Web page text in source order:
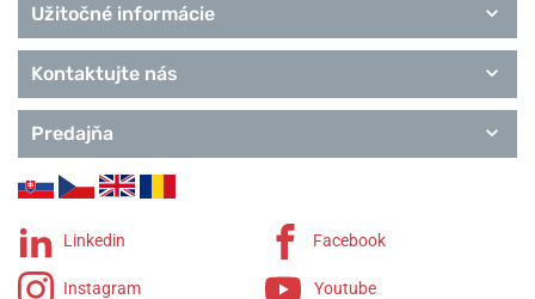
Užitočné informácie
Kontaktujte nás
Predajňa
Linkedin Facebook
Instagram Youtube